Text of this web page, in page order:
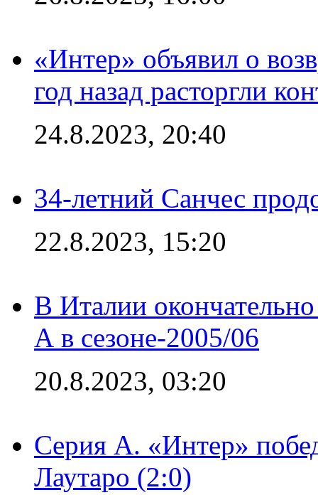
«Интер» объявил о
год назад расторгли
24.8.2023, 20:40
34-летний Санчес
22.8.2023, 15:20
В Италии
А в сезоне-2005/06
20.8.2023, 03:20
Серия А. «Интер»
Лаутаро (2:0)